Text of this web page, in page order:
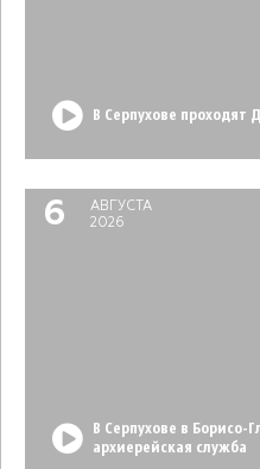
В Серпухове проходят
6
АВГУСТА
2026
В Серпухове в Борисо-
архиерейская служба